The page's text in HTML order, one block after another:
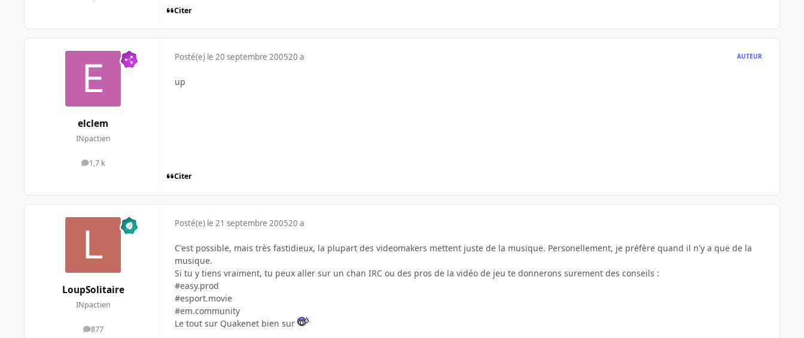
Citer
elclem
INpactien
1,7 k
messages
Posté(e) le 20 septembre 200520 a AUTEUR
up
Citer
LoupSolitaire
INpactien
877
messages
Posté(e) le 21 septembre 200520 a
C'est possible, mais très fastidieux, la plupart des videomakers mettent juste de la musique. Personellement, je préfère quand il n'y a que de la
musique.
Si tu y tiens vraiment, tu peux aller sur un chan IRC ou des pros de la vidéo de jeu te donnerons surement des conseils :
#easy.prod
#esport.movie
#em.community
Le tout sur Quakenet bien sur